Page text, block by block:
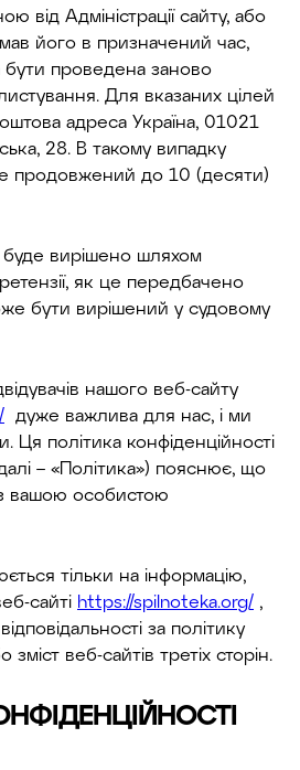
від Адміністрації сайту, або
його в призначений час,
проведена заново
Для вказаних цілей
адреса Україна, 01021
28. В такому випадку
продовжений до 10 (десяти)
буде вирішено шляхом
як це передбачено
бути вирішений у судовому
нашого веб-сайту
дуже важлива для нас, і ми
Ця політика конфіденційності
– «Політика») пояснює, що
вашою особистою
тільки на інформацію,
сайті https://spilnoteka.org/ ,
за політику
зміст веб-сайтів третіх сторін.